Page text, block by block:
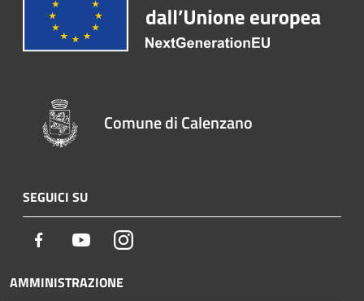
Comune di Calenzano
SEGUICI SU
Facebook YoutubeInstagram
AMMINISTRAZIONE